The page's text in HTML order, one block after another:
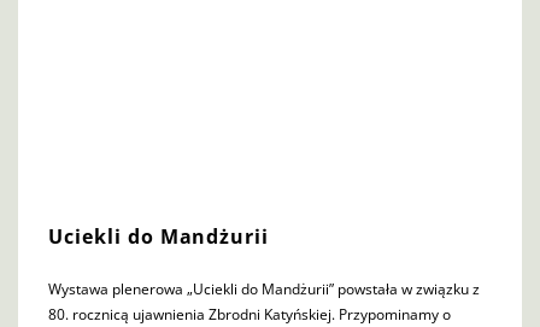
Uciekli do Mandżurii
Wystawa plenerowa „Uciekli do Mandżurii” powstała w związku z
80. rocznicą ujawnienia Zbrodni Katyńskiej. Przypominamy o